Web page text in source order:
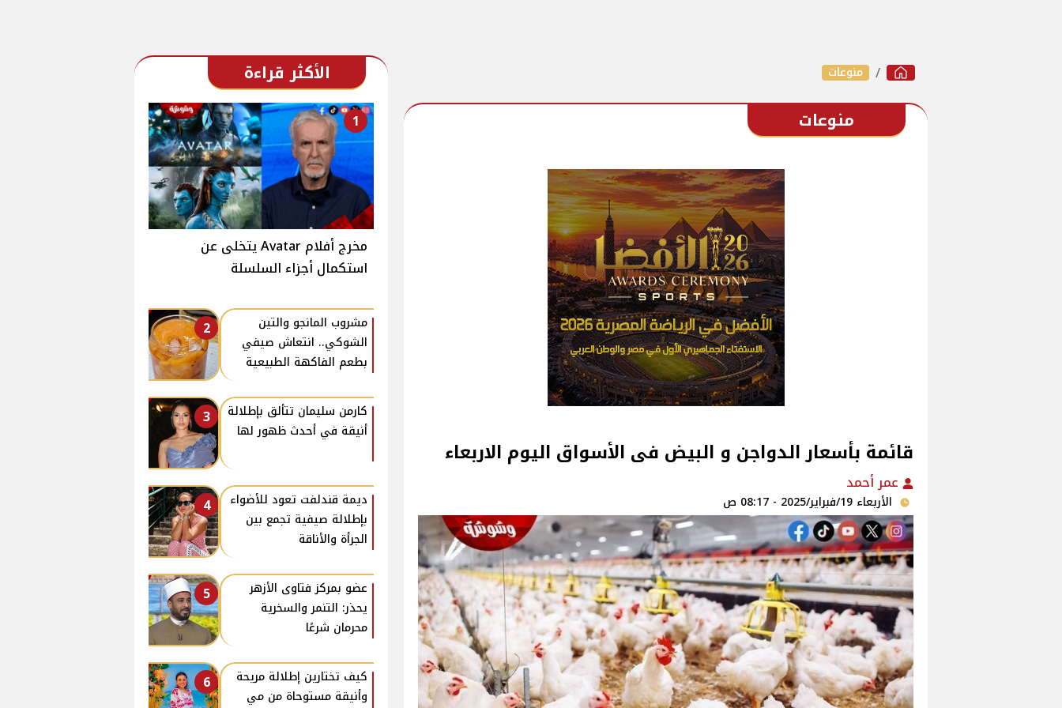
منوعات
منوعات
قائمة بأسعار الدواجن و البيض فى الأسواق اليوم الاربعاء
عمر أحمد
الأربعاء 19/فبراير/2025 - 08:17 ص
الأكثر قراءة
1
مخرج أفلام Avatar يتخلى عن
استكمال أجزاء السلسلة
2
مشروب المانجو والتين
الشوكي.. انتعاش صيفي
بطعم الفاكهة الطبيعية
3
كارمن سليمان تتألق بإطلالة
أنيقة في أحدث ظهور لها
4
ديمة قندلفت تعود للأضواء
بإطلالة صيفية تجمع بين
الجرأة والأناقة
5
عضو بمركز فتاوى الأزهر
يحذر: التنمر والسخرية
محرمان شرعًا
6
كيف تختارين إطلالة مريحة
وأنيقة مستوحاة من مي